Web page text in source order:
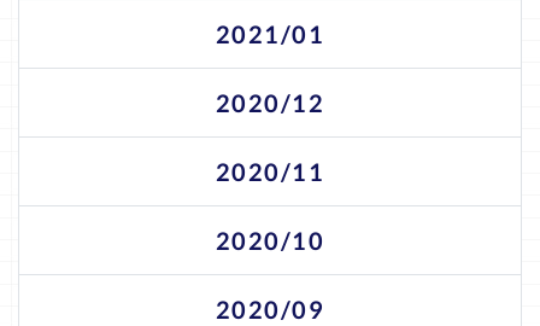
2021/01
2020/12
2020/11
2020/10
2020/09